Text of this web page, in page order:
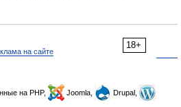
18+
на сайте
на PHP, Joomla,
Drupal,